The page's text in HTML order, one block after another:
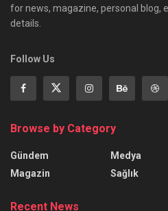
for news, magazine, personal blog,
details.
Follow Us
Browse by Category
Gündem
Magazin
Medya
Sağlık
Recent News